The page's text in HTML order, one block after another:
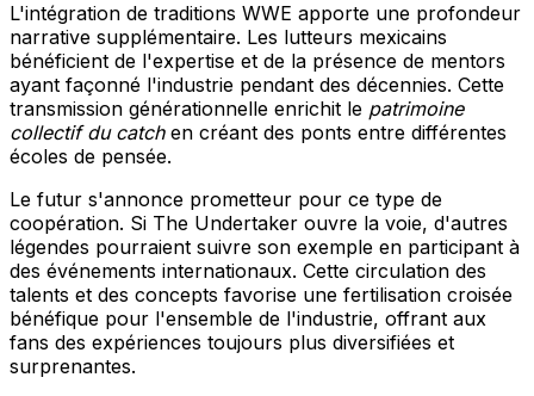
L'intégration de traditions WWE apporte une profondeur
narrative supplémentaire. Les lutteurs mexicains
bénéficient de l'expertise et de la présence de mentors
ayant façonné l'industrie pendant des décennies. Cette
transmission générationnelle enrichit le patrimoine
collectif du catchen créant des ponts entre différentes
écoles de pensée.
Le futur s'annonce prometteur pour ce type de
coopération. Si The Undertaker ouvre la voie, d'autres
légendes pourraient suivre son exemple en participant à
des événements internationaux. Cette circulation des
talents et des concepts favorise une fertilisation croisée
bénéfique pour l'ensemble de l'industrie, offrant aux
fans des expériences toujours plus diversifiées et
surprenantes.